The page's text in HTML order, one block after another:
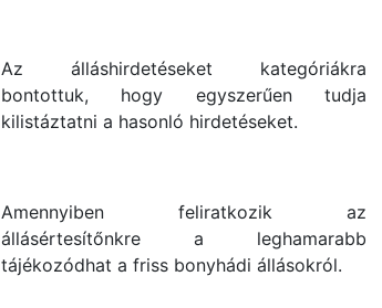
Az álláshirdetéseket kategóriákra
bontottuk, hogy egyszerűen tudja
kilistáztatni a hasonló hirdetéseket.
Amennyiben feliratkozik az
állásértesítőnkre a leghamarabb
tájékozódhat a friss bonyhádi állásokról.